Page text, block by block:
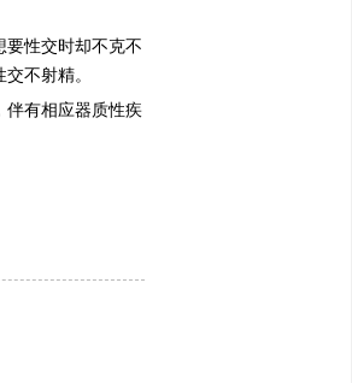
要性交时却不克不
不射精。
伴有相应器质性疾